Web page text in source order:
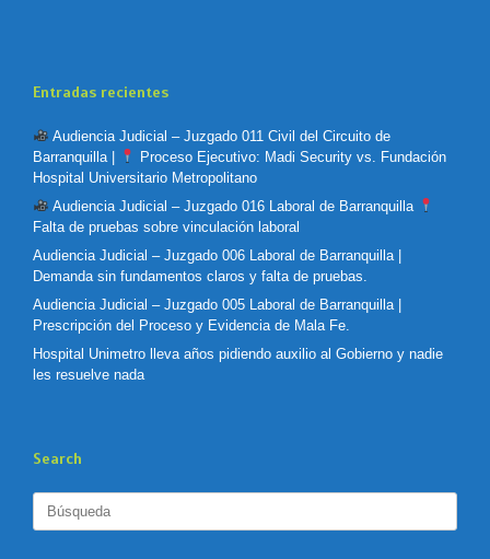
Entradas recientes
Audiencia Judicial – Juzgado 011 Civil del Circuito de
Barranquilla |
Proceso Ejecutivo: Madi Security vs. Fundación
Hospital Universitario Metropolitano
Audiencia Judicial – Juzgado 016 Laboral de Barranquilla
Falta de pruebas sobre vinculación laboral
Audiencia Judicial – Juzgado 006 Laboral de Barranquilla |
Demanda sin fundamentos claros y falta de pruebas.
Audiencia Judicial – Juzgado 005 Laboral de Barranquilla |
Prescripción del Proceso y Evidencia de Mala Fe.
Hospital Unimetro lleva años pidiendo auxilio al Gobierno y nadie
les resuelve nada
Search